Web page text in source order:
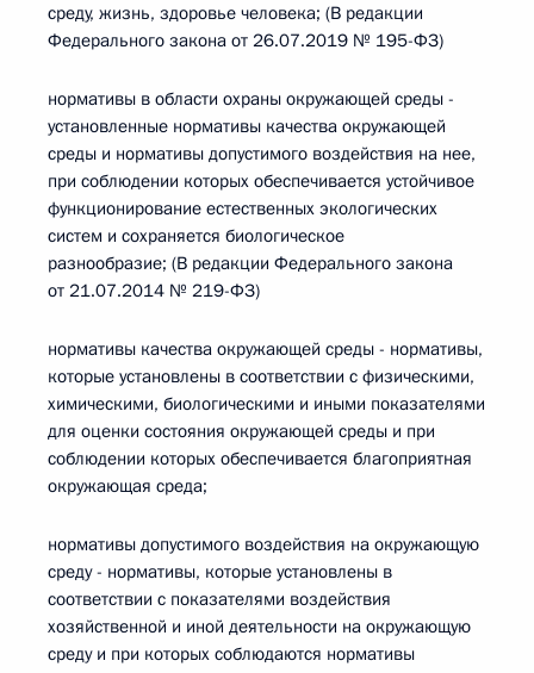
среду, жизнь, здоровье человека; (В редакции
Федерального закона от 26.07.2019 № 195-ФЗ)
нормативы в области охраны окружающей среды -
установленные нормативы качества окружающей
среды и нормативы допустимого воздействия на нее,
при соблюдении которых обеспечивается устойчивое
функционирование естественных экологических
систем и сохраняется биологическое
разнообразие; (В редакции Федерального закона
от 21.07.2014 № 219-ФЗ)
нормативы качества окружающей среды - нормативы,
которые установлены в соответствии с физическими,
химическими, биологическими и иными показателями
для оценки состояния окружающей среды и при
соблюдении которых обеспечивается благоприятная
окружающая среда;
нормативы допустимого воздействия на окружающую
среду - нормативы, которые установлены в
соответствии с показателями воздействия
хозяйственной и иной деятельности на окружающую
среду и при которых соблюдаются нормативы